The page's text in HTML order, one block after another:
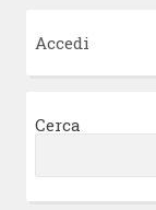
Accedi
Cerca